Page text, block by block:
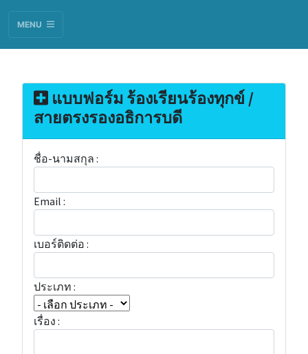
MENU
แบบฟอร์ม ร้องเรียนร้องทุกข์ /
สายตรงรองอธิการบดี
ชื่อ-นามสกุล :
Email :
เบอร์ติดต่อ :
ประเภท :
เรื่อง :